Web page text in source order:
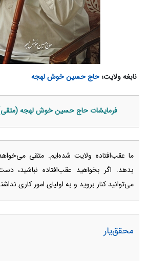
نابغه ولایت؛حاج حسین خوش لهجه
فرمایشات حاج حسین خوش لهجه
ما عقب‌افتاده ولایت شده‌ایم. متقی
بدهد. اگر بخواهید عقب‌افتاده نباشید،
می‌توانید کنار بروید و به اولیای امور کاری
محقق‌یار